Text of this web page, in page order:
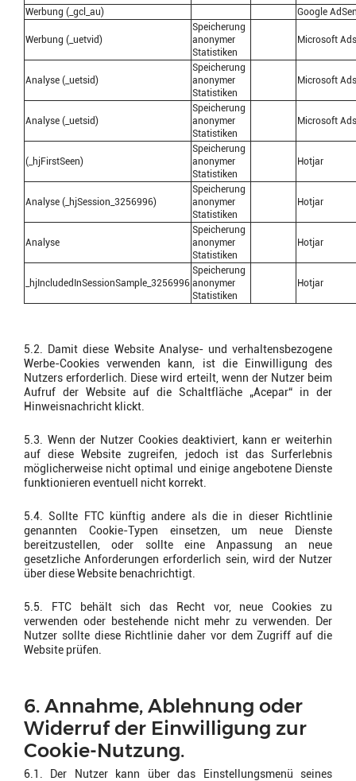
Werbung (_gcl_au)
Google
Werbung (_uetvid)
Speicherung
anonymer
Statistiken
Microsoft Ads
Analyse (_uetsid)
Speicherung
anonymer
Statistiken
Microsoft Ads
Analyse (_uetsid)
Speicherung
anonymer
Statistiken
Microsoft Ads
(_hjFirstSeen)
Speicherung
anonymer
Statistiken
Hotjar
Analyse (_hjSession_3256996)
Speicherung
anonymer
Statistiken
Hotjar
Analyse
Speicherung
anonymer
Statistiken
Hotjar
_hjIncludedInSessionSample_3256996
Speicherung
anonymer
Statistiken
Hotjar
5.2. Damit diese Website Analyse- und verhaltensbezogene
Werbe-Cookies verwenden kann, ist die Einwilligung des
Nutzers erforderlich. Diese wird erteilt, wenn der Nutzer beim
Aufruf der Website auf die Schaltfläche „Acepar“ in der
Hinweisnachricht klickt.
5.3. Wenn der Nutzer Cookies deaktiviert, kann er weiterhin
auf diese Website zugreifen, jedoch ist das Surferlebnis
möglicherweise nicht optimal und einige angebotene Dienste
funktionieren eventuell nicht korrekt.
5.4. Sollte FTC künftig andere als die in dieser Richtlinie
genannten Cookie-Typen einsetzen, um neue Dienste
bereitzustellen, oder sollte eine Anpassung an neue
gesetzliche Anforderungen erforderlich sein, wird der Nutzer
über diese Website benachrichtigt.
5.5. FTC behält sich das Recht vor, neue Cookies zu
verwenden oder bestehende nicht mehr zu verwenden. Der
Nutzer sollte diese Richtlinie daher vor dem Zugriff auf die
Website prüfen.
6. Annahme, Ablehnung oder
Widerruf der Einwilligung zur
Cookie-Nutzung.
6.1. Der Nutzer kann über das Einstellungsmenü seines